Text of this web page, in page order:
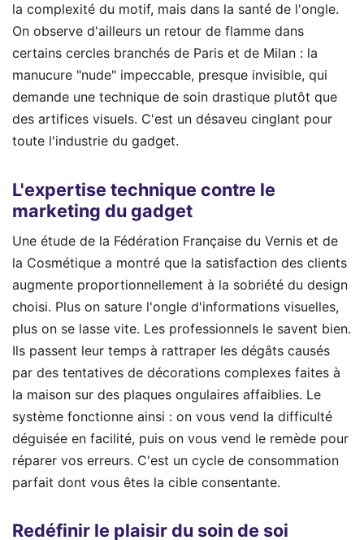
la complexité du motif, mais dans la santé de l'ongle.
On observe d'ailleurs un retour de flamme dans
certains cercles branchés de Paris et de Milan : la
manucure "nude" impeccable, presque invisible, qui
demande une technique de soin drastique plutôt que
des artifices visuels. C'est un désaveu cinglant pour
toute l'industrie du gadget.
L'expertise technique contre le
marketing du gadget
Une étude de la Fédération Française du Vernis et de
la Cosmétique a montré que la satisfaction des clients
augmente proportionnellement à la sobriété du design
choisi. Plus on sature l'ongle d'informations visuelles,
plus on se lasse vite. Les professionnels le savent bien.
Ils passent leur temps à rattraper les dégâts causés
par des tentatives de décorations complexes faites à
la maison sur des plaques ongulaires affaiblies. Le
système fonctionne ainsi : on vous vend la difficulté
déguisée en facilité, puis on vous vend le remède pour
réparer vos erreurs. C'est un cycle de consommation
parfait dont vous êtes la cible consentante.
Redéfinir le plaisir du soin de soi